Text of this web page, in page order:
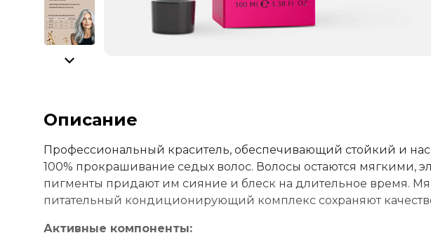
Описание
Профессиональный краситель, обеспечивающий стойкий и
100% прокрашивание седых волос. Волосы остаются мягкими,
пигменты придают им сияние и блеск на длительное время.
питательный кондиционирующий комплекс сохраняют
Активные компоненты: